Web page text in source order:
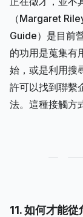
（Margaret
Guide）是目前
的功用是蒐集有
始，或是利用搜
許可以找到聯繫
法。這種接觸方
11. 如何才能